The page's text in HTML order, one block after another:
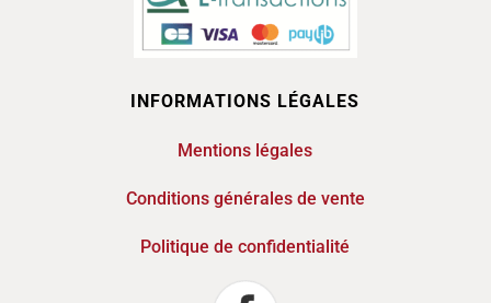
INFORMATIONS LÉGALES
Mentions légales
Conditions générales de vente
Politique de confidentialité